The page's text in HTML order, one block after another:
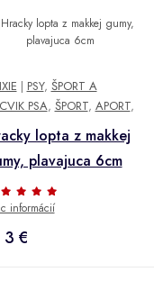
| PSY, ŠPORT A
PSA, ŠPORT, APORT,
lopta z makkej
plavajuca 6cm
informácií
3 €